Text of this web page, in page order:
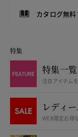
カタログ無
特集
特集一覧
注目アイテム
レディ
WEB限定お得